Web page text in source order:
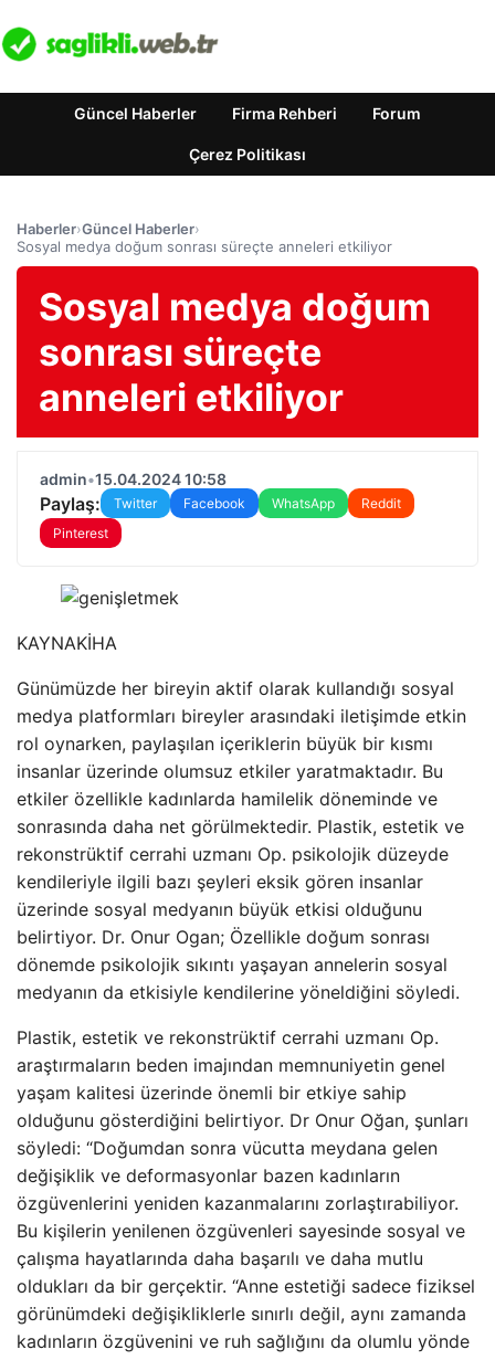
Güncel Haberler Firma Rehberi Forum
Çerez Politikası
Haberler›Güncel Haberler›
Sosyal medya doğum sonrası süreçte anneleri etkiliyor
Sosyal medya doğum
sonrası süreçte
anneleri etkiliyor
admin•15.04.2024 10:58
Paylaş: Twitter Facebook WhatsApp
Reddit
Pinterest
KAYNAKİHA
Günümüzde her bireyin aktif olarak kullandığı sosyal
medya platformları bireyler arasındaki iletişimde etkin
rol oynarken, paylaşılan içeriklerin büyük bir kısmı
insanlar üzerinde olumsuz etkiler yaratmaktadır. Bu
etkiler özellikle kadınlarda hamilelik döneminde ve
sonrasında daha net görülmektedir. Plastik, estetik ve
rekonstrüktif cerrahi uzmanı Op. psikolojik düzeyde
kendileriyle ilgili bazı şeyleri eksik gören insanlar
üzerinde sosyal medyanın büyük etkisi olduğunu
belirtiyor. Dr. Onur Ogan; Özellikle doğum sonrası
dönemde psikolojik sıkıntı yaşayan annelerin sosyal
medyanın da etkisiyle kendilerine yöneldiğini söyledi.
Plastik, estetik ve rekonstrüktif cerrahi uzmanı Op.
araştırmaların beden imajından memnuniyetin genel
yaşam kalitesi üzerinde önemli bir etkiye sahip
olduğunu gösterdiğini belirtiyor. Dr Onur Oğan, şunları
söyledi: “Doğumdan sonra vücutta meydana gelen
değişiklik ve deformasyonlar bazen kadınların
özgüvenlerini yeniden kazanmalarını zorlaştırabiliyor.
Bu kişilerin yenilenen özgüvenleri sayesinde sosyal ve
çalışma hayatlarında daha başarılı ve daha mutlu
oldukları da bir gerçektir. “Anne estetiği sadece fiziksel
görünümdeki değişikliklerle sınırlı değil, aynı zamanda
kadınların özgüvenini ve ruh sağlığını da olumlu yönde